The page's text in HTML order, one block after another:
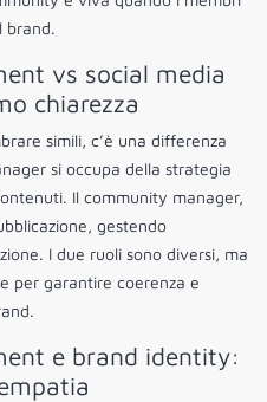
brand.
vs social media
chiarezza
simili, c’è una differenza
si occupa della strategia
Il community manager,
gestendo
I due ruoli sono diversi, ma
per garantire coerenza e
e brand identity: